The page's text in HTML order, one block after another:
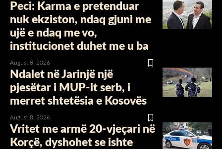
Peci: Karma e pretenduar
nuk ekziston, ndaq gjuni me
ujë e ndaq me vo,
institucionet duhet me u ba
August 8, 2026
Ndalet në Jarinjë një
pjesëtar i MUP-it serb, i
merret shtetësia e Kosovës
August 8, 2026
Vritet me armë 20-vjeçari në
Korçë, dyshohet se ishte